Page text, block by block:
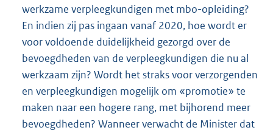
werkzame verpleegkundigen met mbo-opleiding?
En indien zij pas ingaan vanaf 2020, hoe wordt er
voor voldoende duidelijkheid gezorgd over de
bevoegdheden van de verpleegkundigen die nu al
werkzaam zijn? Wordt het straks voor verzorgenden
en verpleegkundigen mogelijk om «promotie» te
maken naar een hogere rang, met bijhorend meer
bevoegdheden? Wanneer verwacht de Minister dat